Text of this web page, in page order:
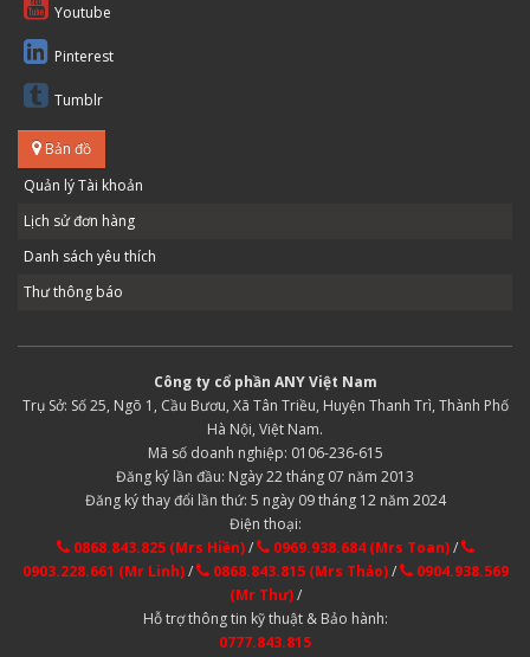
Youtube
Pinterest
Tumblr
Bản đồ
Quản lý Tài khoản
Lịch sử đơn hàng
Danh sách yêu thích
Thư thông báo
Công ty cổ phần ANY Việt Nam
Trụ Sở: Số 25, Ngõ 1, Cầu Bươu, Xã Tân Triều, Huyện Thanh Trì, Thành Phố
Hà Nội, Việt Nam.
Mã số doanh nghiệp: 0106-236-615
Đăng ký lần đầu: Ngày 22 tháng 07 năm 2013
Đăng ký thay đổi lần thứ: 5 ngày 09 tháng 12 năm 2024
Điện thoại:
0868.843.825 (Mrs Hiền)/ 0969.938.684 (Mrs Toan)/
0903.228.661 (Mr Linh)/ 0868.843.815 (Mrs Thảo)/
0904.938.569
(Mr Thư)/
Hỗ trợ thông tin kỹ thuật & Bảo hành:
0777.843.815